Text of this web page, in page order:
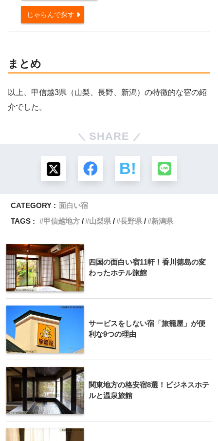
じゃらんで探す
まとめ
以上、甲信越3県（山梨、長野、新潟）の特徴的な宿の紹
介でした。
SHARE
CATEGORY : 面白い宿
TAGS :
甲信越地方 山梨県 長野県 新潟県
四国の面白い宿11軒！香川徳島の変
わったホテル旅館
サービスをしない宿「旅籠屋」が便
利な9つの理由
関東地方の格安宿8選！ビジネスホテ
ルと温泉旅館